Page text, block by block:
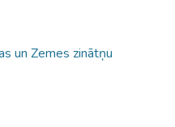
un Zemes zinātņu